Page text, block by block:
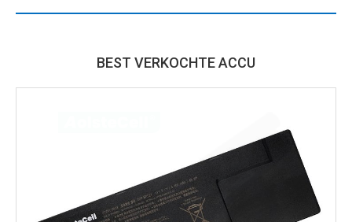
BEST VERKOCHTE ACCU